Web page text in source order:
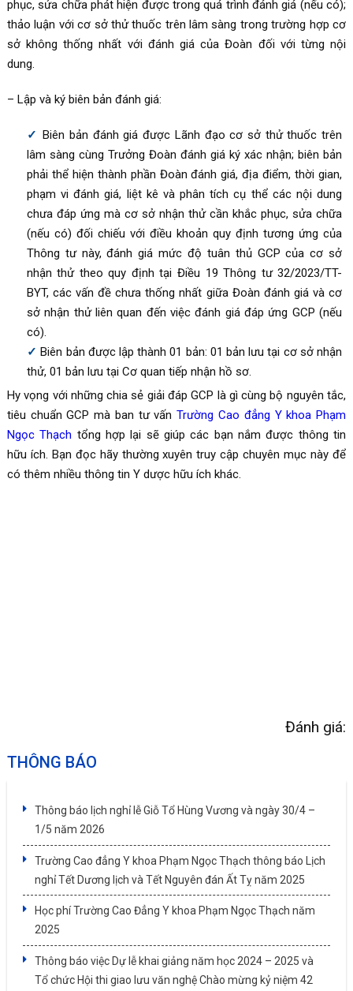
phục, sửa chữa phát hiện được trong quá trình đánh giá (nếu có);
thảo luận với cơ sở thử thuốc trên lâm sàng trong trường hợp cơ
sở không thống nhất với đánh giá của Đoàn đối với từng nội
dung.
– Lập và ký biên bản đánh giá:
Biên bản đánh giá được Lãnh đạo cơ sở thử thuốc trên
lâm sàng cùng Trưởng Đoàn đánh giá ký xác nhận; biên bản
phải thể hiện thành phần Đoàn đánh giá, địa điểm, thời gian,
phạm vi đánh giá, liệt kê và phân tích cụ thể các nội dung
chưa đáp ứng mà cơ sở nhận thử cần khắc phục, sửa chữa
(nếu có) đối chiếu với điều khoản quy định tương ứng của
Thông tư này, đánh giá mức độ tuân thủ GCP của cơ sở
nhận thử theo quy định tại Điều 19 Thông tư 32/2023/TT-
BYT, các vấn đề chưa thống nhất giữa Đoàn đánh giá và cơ
sở nhận thử liên quan đến việc đánh giá đáp ứng GCP (nếu
có).
Biên bản được lập thành 01 bản: 01 bản lưu tại cơ sở nhận
thử, 01 bản lưu tại Cơ quan tiếp nhận hồ sơ.
Hy vọng với những chia sẻ giải đáp GCP là gì cùng bộ nguyên tắc,
tiêu chuẩn GCP mà ban tư vấnTrường Cao đẳng Y khoa Phạm
Ngọc Thạch tổng hợp lại sẽ giúp các bạn nắm được thông tin
hữu ích. Bạn đọc hãy thường xuyên truy cập chuyên mục này để
có thêm nhiều thông tin Y dược hữu ích khác.
Đánh giá:
THÔNG BÁO
Thông báo lịch nghỉ lễ Giỗ Tổ Hùng Vương và ngày 30/4 –
1/5 năm 2026
Trường Cao đẳng Y khoa Phạm Ngọc Thạch thông báo Lịch
nghỉ Tết Dương lịch và Tết Nguyên đán Ất Tỵ năm 2025
Học phí Trường Cao Đẳng Y khoa Phạm Ngọc Thạch năm
2025
Thông báo việc Dự lễ khai giảng năm học 2024 – 2025 và
Tổ chức Hội thi giao lưu văn nghệ Chào mừng kỷ niệm 42